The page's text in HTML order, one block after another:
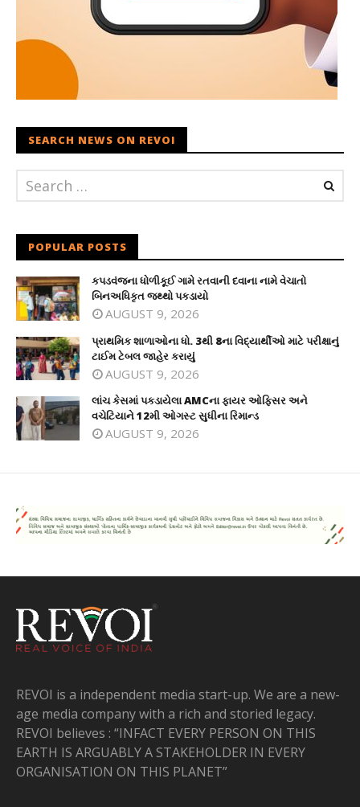
SEARCH NEWS ON REVOI
POPULAR POSTS
કપડવંજના ધોળીકૂઈ ગામે રતવાની દવાના નામે વેચાતો
બિનઅધિકૃત જથ્થો પકડાયો
AUGUST 9, 2026
પ્રાથમિક શાળાઓના ધો. 3થી 8ના વિદ્યાર્થીઓ માટે પરીક્ષાનું
ટાઈમ ટેબલ જાહેર કરાયું
AUGUST 9, 2026
લાંચ કેસમાં પકડાયેલા AMCના ફાયર ઓફિસર અને
વચેટિયાને 12મી ઓગસ્ટ સુધીના રિમાન્ડ
AUGUST 9, 2026
REVOI is a independent media start-up. We are a new-
age media company with a rich and storied legacy.
REVOI believes : “INFACT EVERY PERSON ON THIS
EARTH IS ARGUABLY A STAKEHOLDER IN EVERY
ORGANISATION ON THIS PLANET”